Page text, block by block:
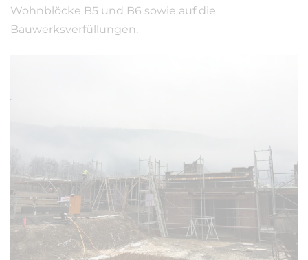
Wohnblöcke B5 und B6 sowie auf die
Bauwerksverfüllungen.